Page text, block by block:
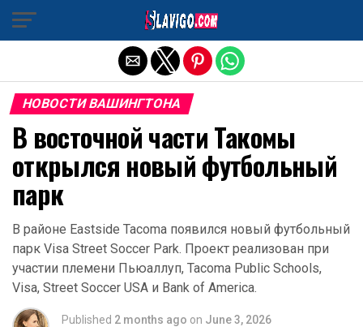
НОВОСТИ ВАШИНГТОНА
В восточной части Такомы
открылся новый футбольный
парк
В районе Eastside Tacoma появился новый футбольный
парк Visa Street Soccer Park. Проект реализован при
участии племени Пьюаллуп, Tacoma Public Schools,
Visa, Street Soccer USA и Bank of America.
Published 2 months ago on June 3, 2026
Exit mobile version